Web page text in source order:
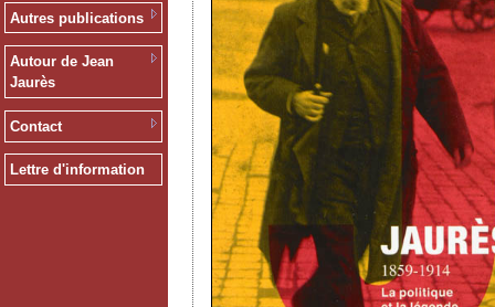
Autres publications
Autour de Jean
Jaurès
Contact
Lettre d'information